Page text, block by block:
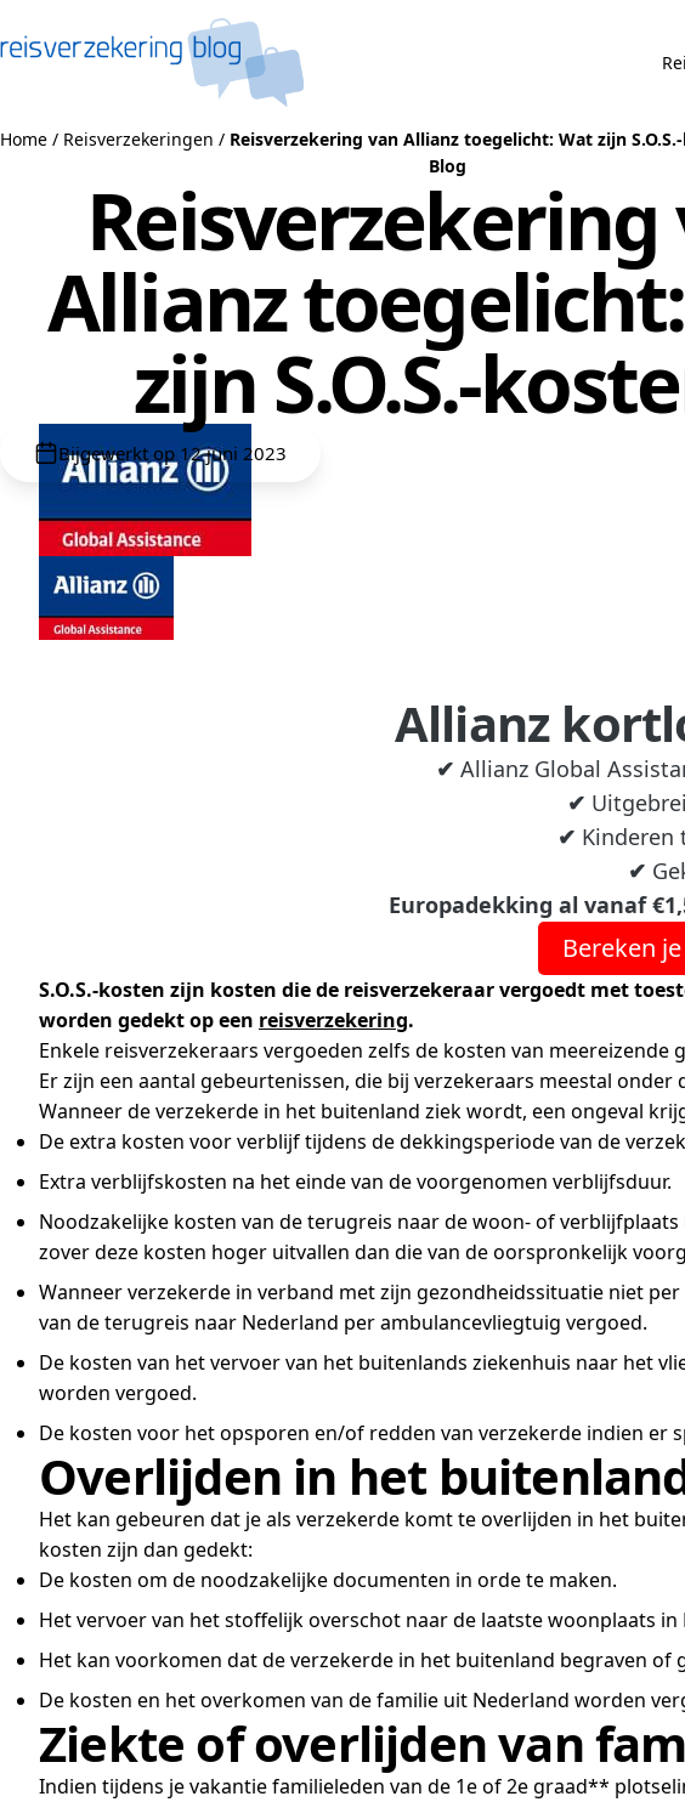
Home / Reisverzekeringen / Reisverzekering van Allianz toegelicht: Wat zijn
Blog
Reisverzekering
Allianz
zijn S.O.S.-
Bijgewerkt op 12 juni 2023
Allianz
✔ Allianz Global
✔
✔ Kinderen
✔
Europadekking al vanaf
Bereken
S.O.S.-kosten zijn kosten die de reisverzekeraar vergoedt met
worden gedekt op een reisverzekering.
Enkele reisverzekeraars vergoeden zelfs de kosten van meereizende
Er zijn een aantal gebeurtenissen, die bij verzekeraars meestal
Wanneer de verzekerde in het buitenland ziek wordt, een ongeval
De extra kosten voor verblijf tijdens de dekkingsperiode van de
Extra verblijfskosten na het einde van de voorgenomen verblijfsduur.
Noodzakelijke kosten van de terugreis naar de woon- of
zover deze kosten hoger uitvallen dan die van de oorspronkelijk
Wanneer verzekerde in verband met zijn gezondheidssituatie niet
van de terugreis naar Nederland per ambulancevliegtuig vergoed.
De kosten van het vervoer van het buitenlands ziekenhuis naar het
worden vergoed.
De kosten voor het opsporen en/of redden van verzekerde indien er
Overlijden in het
Het kan gebeuren dat je als verzekerde komt te overlijden in het
kosten zijn dan gedekt:
De kosten om de noodzakelijke documenten in orde te maken.
Het vervoer van het stoffelijk overschot naar de laatste woonplaats in
Het kan voorkomen dat de verzekerde in het buitenland begraven of
De kosten en het overkomen van de familie uit Nederland worden
Ziekte of overlijden van
Indien tijdens je vakantie familieleden van de 1e of 2e graad**